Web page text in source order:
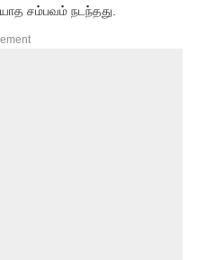
சம்பவம் நடந்தது.